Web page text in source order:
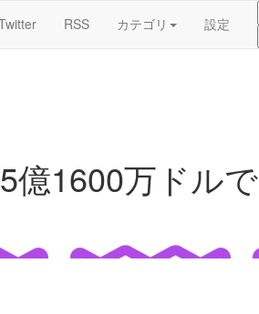
RSS カテゴリ 設定
億1600万ドルで